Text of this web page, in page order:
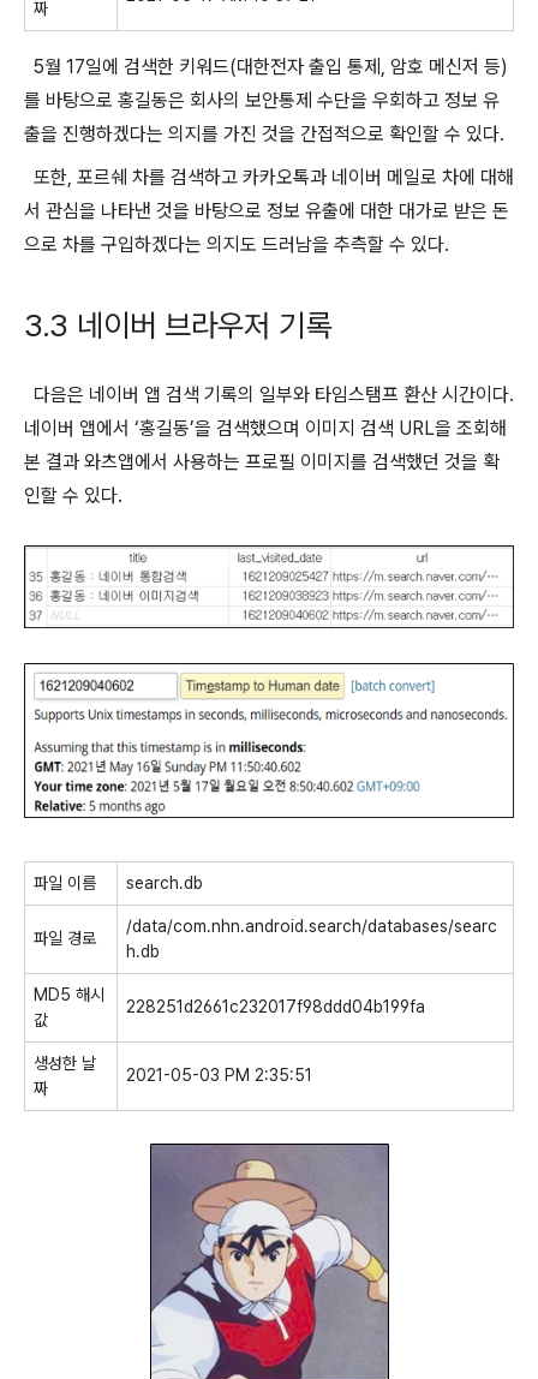
짜
5월 17일에 검색한 키워드(대한전자 출입 통제, 암호 메신저 등)
를 바탕으로 홍길동은 회사의 보안통제 수단을 우회하고 정보 유
출을 진행하겠다는 의지를 가진 것을 간접적으로 확인할 수 있다.
또한, 포르쉐 차를 검색하고 카카오톡과 네이버 메일로 차에 대해
서 관심을 나타낸 것을 바탕으로 정보 유출에 대한 대가로 받은 돈
으로 차를 구입하겠다는 의지도 드러남을 추측할 수 있다.
3.3 네이버 브라우저 기록
다음은 네이버 앱 검색 기록의 일부와 타임스탬프 환산 시간이다.
네이버 앱에서 ‘홍길동’을 검색했으며 이미지 검색 URL을 조회해
본 결과 와츠앱에서 사용하는 프로필 이미지를 검색했던 것을 확
인할 수 있다.
파일 이름 search.db
파일 경로
/data/com.nhn.android.search/databases/searc
h.db
MD5 해시
값
228251d2661c232017f98ddd04b199fa
생성한 날
짜
2021-05-03 PM 2:35:51